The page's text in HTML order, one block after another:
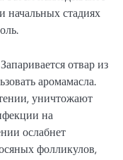
стадиях
отвар из
аромамасла.
уничтожают
на
ослабнет
фолликулов,